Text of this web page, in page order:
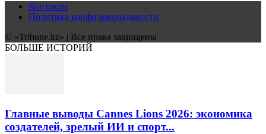
Контакты
Политика конфиденциальности
© «Tribune.kz» | Все права защищены
БОЛЬШЕ ИСТОРИЙ
Главные выводы Cannes Lions 2026: экономика
создателей, зрелый ИИ и спорт...